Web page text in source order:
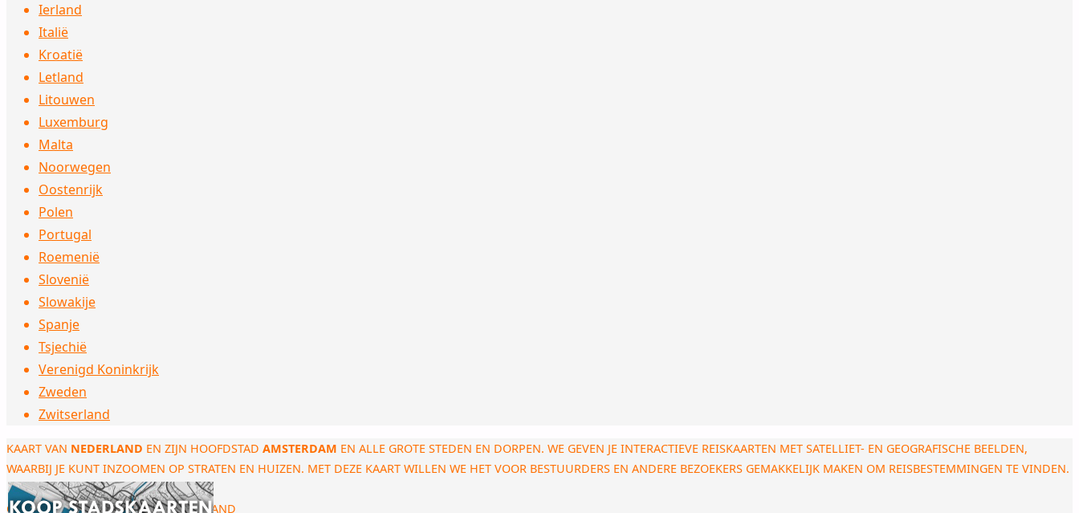
Ierland
Italië
Kroatië
Letland
Litouwen
Luxemburg
Malta
Noorwegen
Oostenrijk
Polen
Portugal
Roemenië
Slovenië
Slowakije
Spanje
Tsjechië
Verenigd Koninkrijk
Zweden
Zwitserland
KAART VAN NEDERLAND EN ZIJN HOOFDSTAD AMSTERDAM EN ALLE GROTE STEDEN EN DORPEN. WE GEVEN JE INTERACTIEVE REISKAARTEN MET SATELLIET- EN GEOGRAFISCHE BEELDEN,
WAARBIJ JE KUNT INZOOMEN OP STRATEN EN HUIZEN. MET DEZE KAART WILLEN WE HET VOOR BESTUURDERS EN ANDERE BEZOEKERS GEMAKKELIJK MAKEN OM REISBESTEMMINGEN TE VINDEN.
CONTACT|SITEMAP